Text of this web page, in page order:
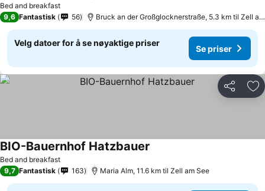
Bed and breakfast
9,6 Fantastisk 56 Bruck an der Großglocknerstraße, 5.3 km til Zell am See
Velg datoer for å se nøyaktige priser
Se priser
Del
Bed and breakfast
BIO-Bauernhof Hatzbauer
9,7 Fantastisk 163 Maria Alm, 11.6 km til Zell am See